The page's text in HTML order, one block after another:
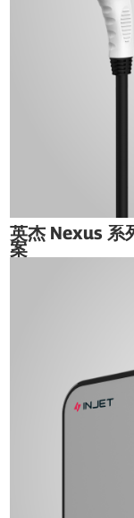
英杰 Nexus 系
案